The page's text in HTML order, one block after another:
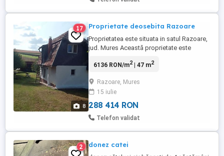
8
17 Proprietate deosebita Razoare
Proprietatea este situata in satul Razoare,
jud. Mures Această proprietate este
de dealuri, câmpuri și păduri. Este o
agricultura, cu potențial de dezvoltare
ulterioară. Este foarte retras și privat, cel
mai apropiat ...
6136 RON/m2| 47 m2
Razoare, Mures
15 iulie
288 414 RON
Telefon validat
2 donez catei